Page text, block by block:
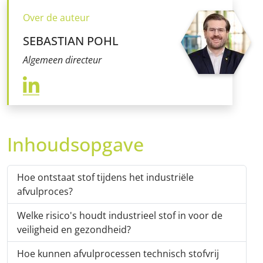
beschikbaar
garanderen
Over de auteur
SEBASTIAN POHL
Algemeen directeur
Inhoudsopgave
Hoe ontstaat stof tijdens het industriële
afvulproces?
Welke risico's houdt industrieel stof in voor de
veiligheid en gezondheid?
Hoe kunnen afvulprocessen technisch stofvrij